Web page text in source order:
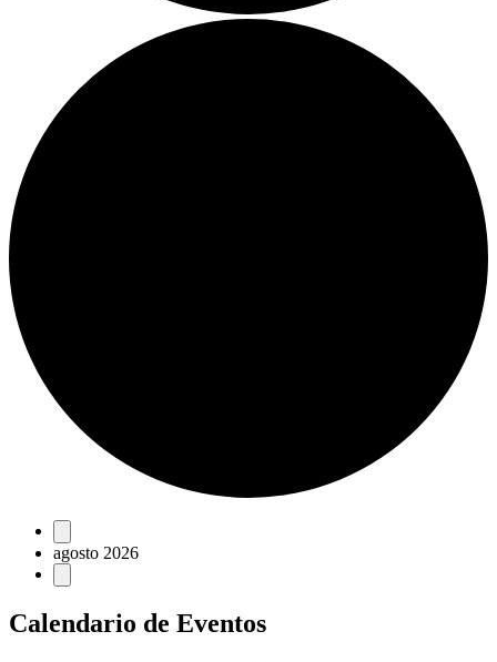
Eventos
agosto 2026
Calendario de Eventos